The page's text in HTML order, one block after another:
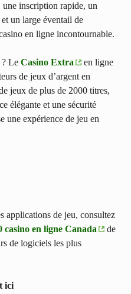
inscription rapide, un
un large éventail de
en ligne incontournable.
? Le Casino Extra
en ligne
de jeux d’argent en
jeux de plus de 2000 titres,
élégante et une sécurité
une expérience de jeu en
applications de jeu, consultez
casino en ligne Canada
de
de logiciels les plus
ici